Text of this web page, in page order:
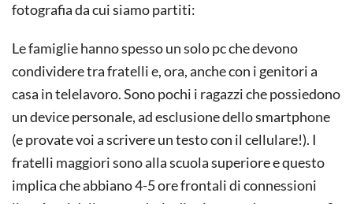
fotografia da cui siamo partiti:
Le famiglie hanno spesso un solo pc che devono
condividere tra fratelli e, ora, anche con i genitori a
casa in telelavoro. Sono pochi i ragazzi che possiedono
un device personale, ad esclusione dello smartphone
(e provate voi a scrivere un testo con il cellulare!). I
fratelli maggiori sono alla scuola superiore e questo
implica che abbiano 4-5 ore frontali di connessioni